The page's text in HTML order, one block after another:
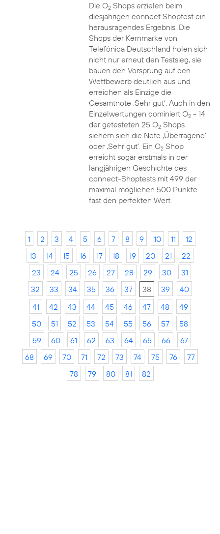
Die O2Shops erzielen beim
diesjährigen connect Shoptest ein
herausragendes Ergebnis. Die
Shops der Kernmarke von
Telefónica Deutschland holen sich
nicht nur erneut den Testsieg, sie
bauen den Vorsprung auf den
Wettbewerb deutlich aus und
erreichen als Einzige die
Gesamtnote ‚Sehr gut‘. Auch in den
Einzelwertungen dominiert O2- 14
der getesteten 25 O2Shops
sichern sich die Note ‚Überragend‘
oder ‚Sehr gut‘. Ein O2Shop
erreicht sogar erstmals in der
langjährigen Geschichte des
connect-Shoptests mit 499 der
maximal möglichen 500 Punkte
fast den perfekten Wert.
1 2 3 4 5 6 7 8 9 10 11
12
13
14 15 16 17 18 19 20 21
22
23
24 25 26 27 28 29 30
31
32
33 34 35 36 37 38 39
40
41
42 43 44 45 46 47 48
49
50
51 52 53 54 55 56 57
58
59
60 61 62 63 64 65 66
67
68
69 70 71 72 73 74 75 76
77
78
79 80 81 82